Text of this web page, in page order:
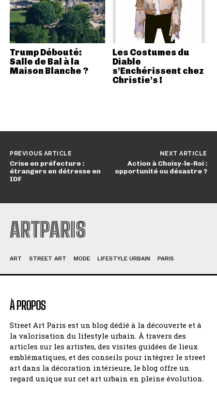
Trump Débouté:
Salle de Bal à la
Maison Blanche ?
Les Costumes du
Diable
s’Enchérissent chez
Christie’s !
PREVIOUS ARTICLE
Crise en préfecture :
étrangers en détresse en
IDF
NEXT ARTICLE
Action à Choisy-le-Roi :
opportunité ou désastre ?
ARTPARIS
ART STREET ART MODE LIFESTYLE URBAIN PARIS
À PROPOS
Street Art Paris est un blog dédié à la découverte et à
la valorisation du lifestyle urbain. À travers des
articles sur les artistes, des visites guidées de lieux
emblématiques, et des conseils pour intégrer le street
art dans la décoration intérieure, le blog offre un
regard unique sur cet art urbain en pleine évolution.